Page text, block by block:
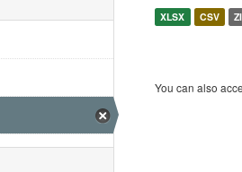
XLSX CSV
You can also